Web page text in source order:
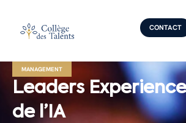
CONTACT
MANAGEMENT
Leaders Experience
de l’IA